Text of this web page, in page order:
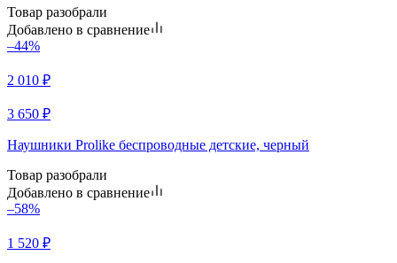
Товар разобрали
Добавлено в сравнение
–44%
2 010 ₽
3 650 ₽
Наушники Prolike беспроводные детские, черный
Товар разобрали
Добавлено в сравнение
–58%
1 520 ₽